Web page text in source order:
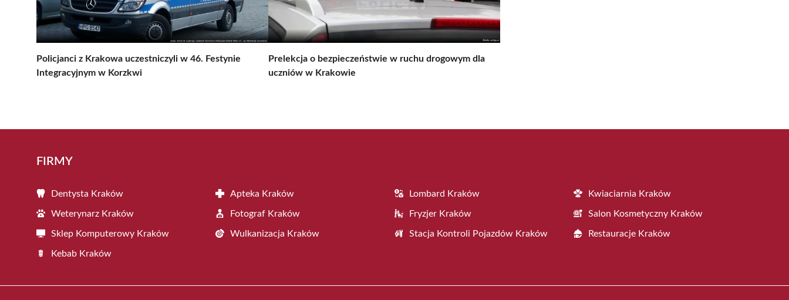
Policjanci z Krakowa uczestniczyli w 46. Festynie
Integracyjnym w Korzkwi
Prelekcja o bezpieczeństwie w ruchu drogowym dla
uczniów w Krakowie
FIRMY
Dentysta Kraków Apteka Kraków Lombard Kraków Kwiaciarnia Kraków
Weterynarz Kraków Fotograf Kraków Fryzjer Kraków Salon Kosmetyczny Kraków
Sklep Komputerowy Kraków Wulkanizacja Kraków Stacja Kontroli Pojazdów Kraków Restauracje Kraków
Kebab Kraków